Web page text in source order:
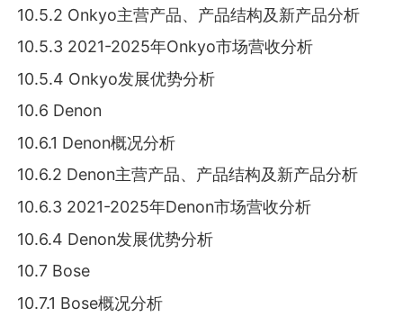
10.5.2 Onkyo主营产品、产品结构及新产品分析
10.5.3 2021-2025年Onkyo市场营收分析
10.5.4 Onkyo发展优势分析
10.6 Denon
10.6.1 Denon概况分析
10.6.2 Denon主营产品、产品结构及新产品分析
10.6.3 2021-2025年Denon市场营收分析
10.6.4 Denon发展优势分析
10.7 Bose
10.7.1 Bose概况分析